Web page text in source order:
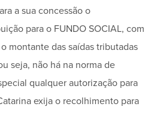
a sua concessão o
para o FUNDO SOCIAL, com
montante das saídas tributadas
seja, não há na norma de
qualquer autorização para
exija o recolhimento para